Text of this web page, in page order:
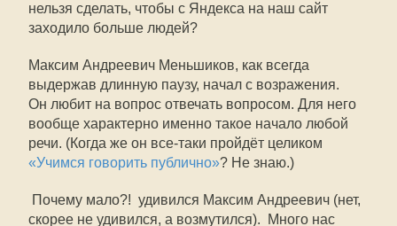
нельзя сделать, чтобы с Яндекса на наш сайт
заходило больше людей?
Максим Андреевич Меньшиков, как всегда
выдержав длинную паузу, начал с возражения.
Он любит на вопрос отвечать вопросом. Для него
вообще характерно именно такое начало любой
речи. (Когда же он все-таки пройдёт целиком
«Учимся говорить публично»? Не знаю.)
 Почему мало?!  удивился Максим Андреевич (нет,
скорее не удивился, а возмутился).  Много нас